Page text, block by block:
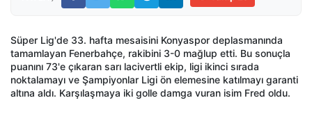
Süper Lig'de 33. hafta mesaisini Konyaspor deplasmanında
tamamlayan Fenerbahçe, rakibini 3-0 mağlup etti. Bu sonuçla
puanını 73'e çıkaran sarı lacivertli ekip, ligi ikinci sırada
noktalamayı ve Şampiyonlar Ligi ön elemesine katılmayı garanti
altına aldı. Karşılaşmaya iki golle damga vuran isim Fred oldu.